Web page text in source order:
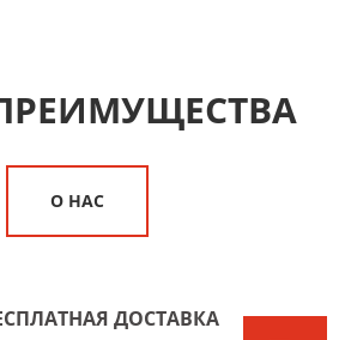
О НАС
ДОСТАВКА